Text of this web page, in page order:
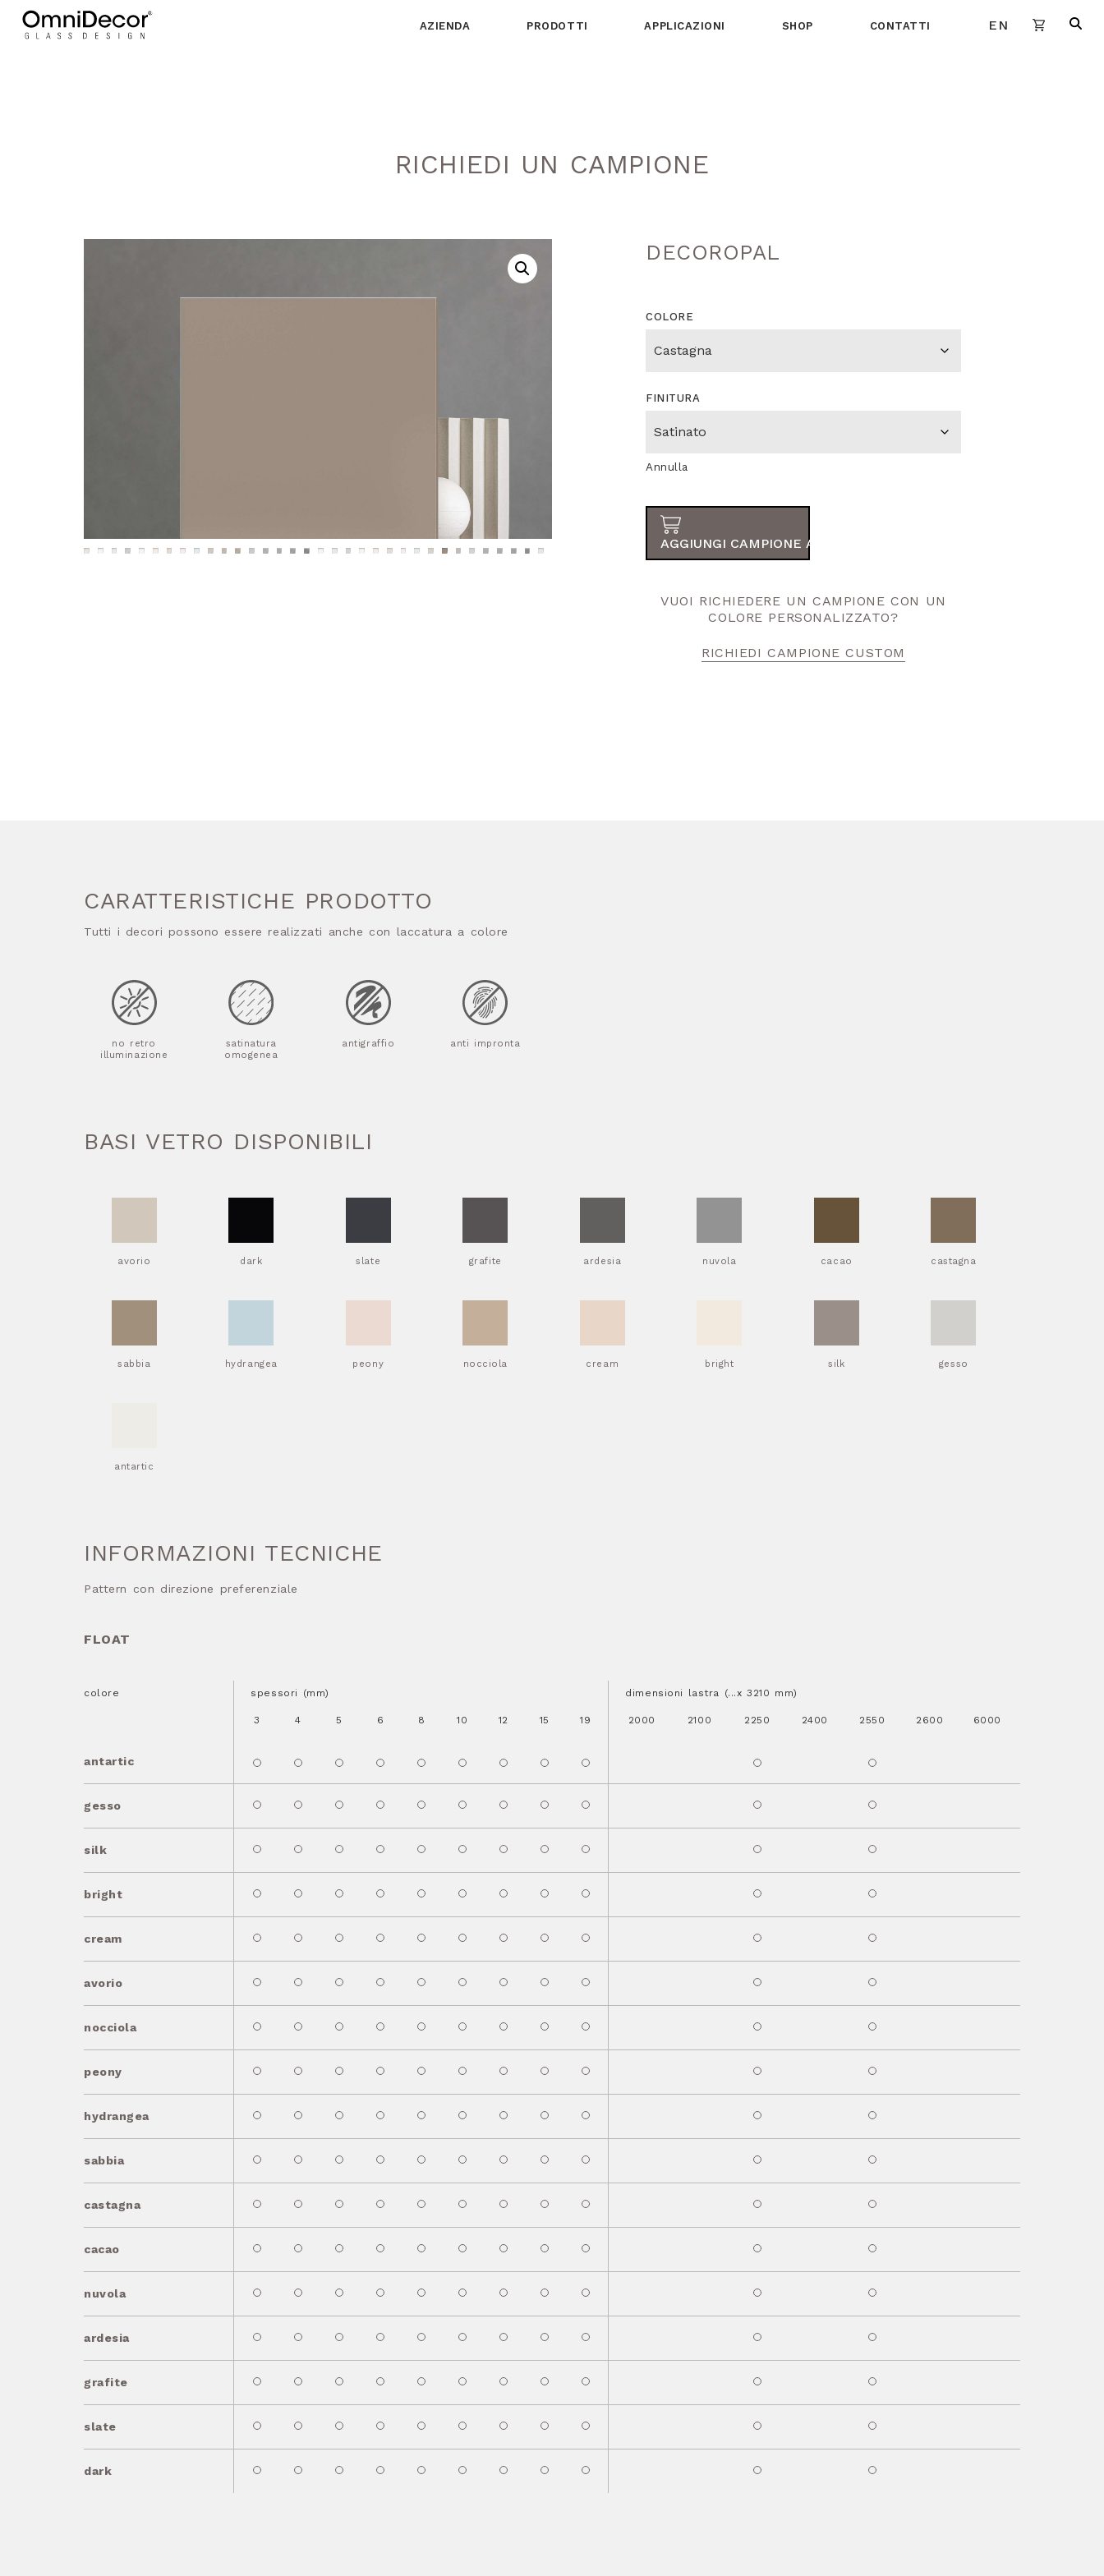
AZIENDA PRODOTTI APPLICAZIONI SHOP CONTATTI EN
RICHIEDI UN CAMPIONE
DECOROPAL
COLORE
FINITURA
Annulla
AGGIUNGI CAMPIONE AL TUO ORDINE
VUOI RICHIEDERE UN CAMPIONE CON UN
COLORE PERSONALIZZATO?
RICHIEDI CAMPIONE CUSTOM
CARATTERISTICHE PRODOTTO
Tutti i decori possono essere realizzati anche con laccatura a colore
no retro
illuminazione
satinatura
omogenea
antigraffio anti impronta
BASI VETRO DISPONIBILI
avorio dark slate grafite ardesia nuvola cacao castagna
sabbia hydrangea peony nocciola cream bright silk gesso
antartic
INFORMAZIONI TECNICHE
Pattern con direzione preferenziale
FLOAT
colore
antartic
spessori (mm)
3 4 5 6 8 10 12 15 19
dimensioni lastra (...x 3210 mm)
2000 2100 2250 2400 2550 2600 6000
gesso
silk
bright
cream
avorio
nocciola
peony
hydrangea
sabbia
castagna
cacao
nuvola
ardesia
grafite
slate
dark